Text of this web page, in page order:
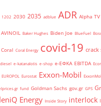
1202 2030 2035 adblue ADR Alpha TV
AVINOIL Baker Hughes Biden Joe BlueFuel
Coral Coral Energy covid-19 crack
diesel e-katanalotis e-shop e-ΕΦΚΑ EBITDA
EUROPOL Eurostat Exxon-Mobil
fund Goldman Sachs gov.gr GPS
Energy Inside Story interlock